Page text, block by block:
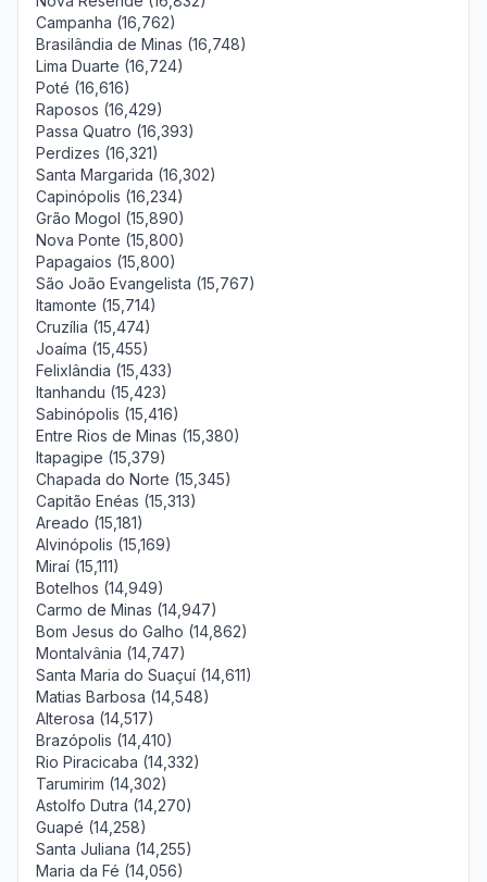
Campanha (16,762)
Brasilândia de Minas (16,748)
Lima Duarte (16,724)
Poté (16,616)
Raposos (16,429)
Passa Quatro (16,393)
Perdizes (16,321)
Santa Margarida (16,302)
Capinópolis (16,234)
Grão Mogol (15,890)
Nova Ponte (15,800)
Papagaios (15,800)
São João Evangelista (15,767)
Itamonte (15,714)
Cruzília (15,474)
Joaíma (15,455)
Felixlândia (15,433)
Itanhandu (15,423)
Sabinópolis (15,416)
Entre Rios de Minas (15,380)
Itapagipe (15,379)
Chapada do Norte (15,345)
Capitão Enéas (15,313)
Areado (15,181)
Alvinópolis (15,169)
Miraí (15,111)
Botelhos (14,949)
Carmo de Minas (14,947)
Bom Jesus do Galho (14,862)
Montalvânia (14,747)
Santa Maria do Suaçuí (14,611)
Matias Barbosa (14,548)
Alterosa (14,517)
Brazópolis (14,410)
Rio Piracicaba (14,332)
Tarumirim (14,302)
Astolfo Dutra (14,270)
Guapé (14,258)
Santa Juliana (14,255)
Maria da Fé (14,056)